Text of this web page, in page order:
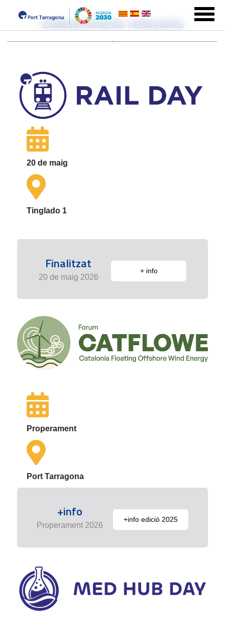
Esdeveniments rellevants
20 de maig
Tinglado 1
Finalitzat
20 de maig 2026
+ info
Properament
Port Tarragona
+info
Properament 2026
+info edició 2025